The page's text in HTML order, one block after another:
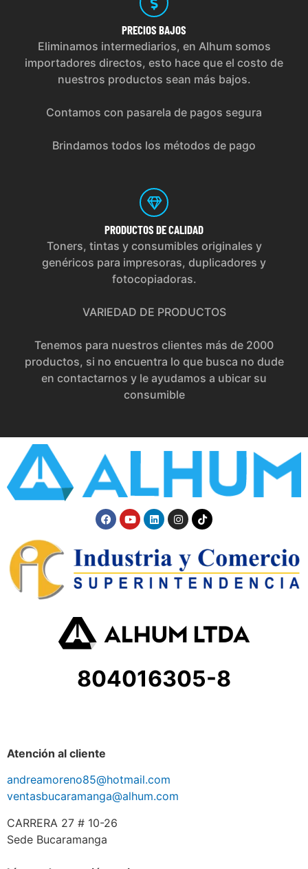
PRECIOS BAJOS
Eliminamos intermediarios, en Alhum somos
importadores directos, esto hace que el costo de
nuestros productos sean más bajos.
Contamos con pasarela de pagos segura
Brindamos todos los métodos de pago
PRODUCTOS DE CALIDAD
Toners, tintas y consumibles originales y
genéricos para impresoras, duplicadores y
fotocopiadoras.
VARIEDAD DE PRODUCTOS
Tenemos para nuestros clientes más de 2000
productos, si no encuentra lo que busca no dude
en contactarnos y le ayudamos a ubicar su
consumible
804016305-8
Atención al cliente
andreamoreno85@hotmail.com
ventasbucaramanga@alhum.com
CARRERA 27 # 10-26
Sede Bucaramanga